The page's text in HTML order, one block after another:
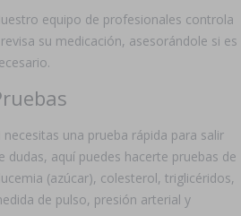
equipo de profesionales controla
su medicación, asesorándole si es
necesitas una prueba rápida para salir
dudas, aquí puedes hacerte pruebas de
(azúcar), colesterol, triglicéridos,
de pulso, presión arterial y